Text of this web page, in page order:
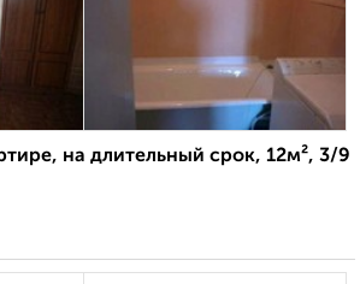
на длительный срок, 12м², 3/9